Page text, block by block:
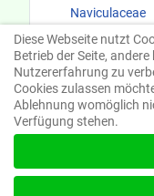
Naviculaceae
Surirellaceae
Fundorte und
Diese Webseite nutzt
Betrieb der Seite,
Nutzererfahrung zu
Cookies zulassen
Ablehnung womöglich
Verfügung stehen.